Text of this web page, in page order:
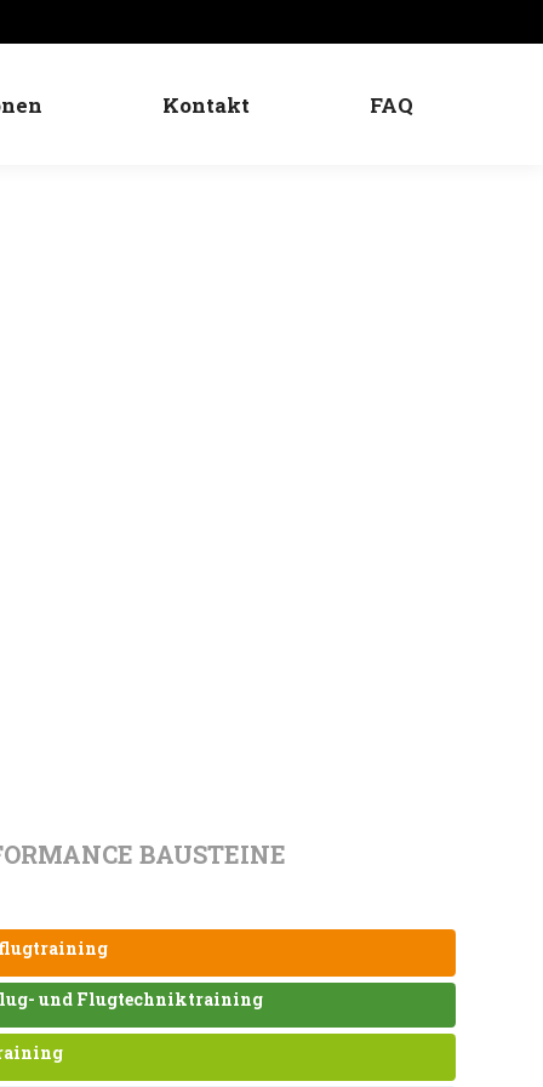
Kontakt FAQ
BAUSTEINE
und Flugtechniktraining